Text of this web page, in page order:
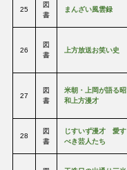
25
図
書
まんざい風雲録
26
図
書
上方放送お笑い史
27
図
書
米朝・上岡が語る昭
和上方漫才
28
図
書
じすいず漫才 愛す
べき芸人たち